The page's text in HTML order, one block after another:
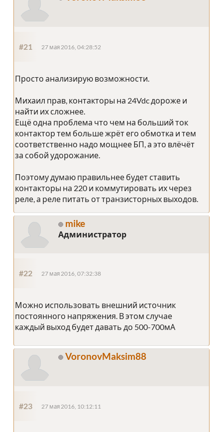
#21 27 мая 2016, 04:28:52
Просто анализирую возможности.
Михаил прав, контакторы на 24Vdc дороже и
найти их сложнее.
Ещё одна проблема что чем на больший ток
контактор тем больше жрёт его обмотка и тем
соответственно надо мощнее БП, а это влёчёт
за собой удорожание.
Поэтому думаю правильнее будет ставить
контакторы на 220 и коммутировать их через
реле, а реле питать от транзисторных выходов.
mike
Администратор
#22 27 мая 2016, 07:32:38
Можно использовать внешний источник
постоянного напряжения. В этом случае
каждый выход будет давать до 500-700мА
VoronovMaksim88
#23 27 мая 2016, 10:12:11